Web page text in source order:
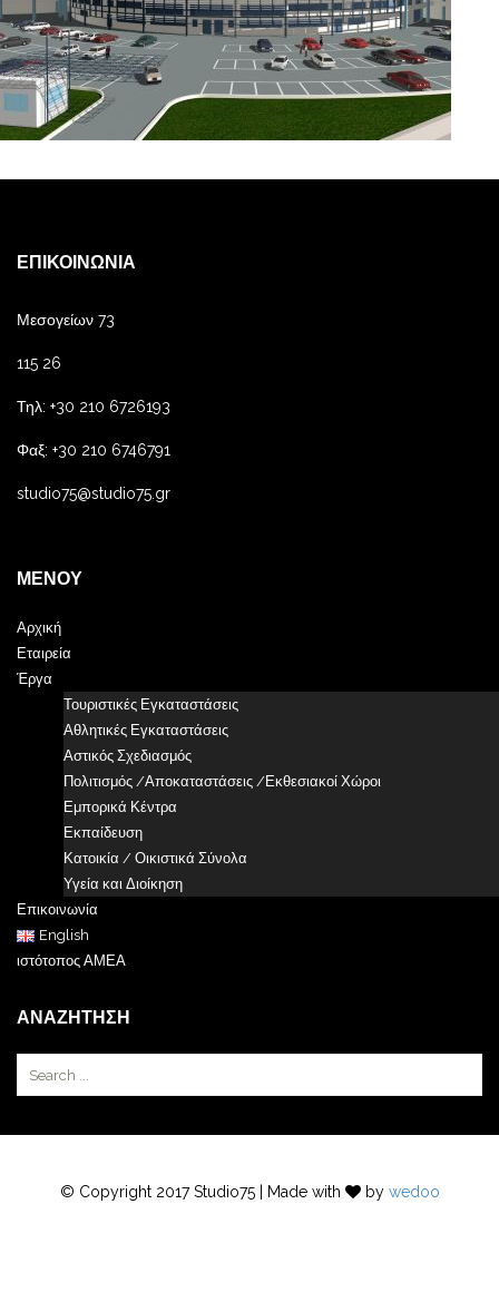
ΕΠΙΚΟΙΝΩΝΊΑ
Μεσογείων 73
115 26
Τηλ: +30 210 6726193
Φαξ: +30 210 6746791
studio75@studio75.gr
ΜΕΝΟΎ
Αρχική
Εταιρεία
Έργα
Τουριστικές Εγκαταστάσεις
Αθλητικές Εγκαταστάσεις
Αστικός Σχεδιασμός
Πολιτισμός /Αποκαταστάσεις /Εκθεσιακοί Χώροι
Εμπορικά Κέντρα
Εκπαίδευση
Κατοικία / Οικιστικά Σύνολα
Υγεία και Διοίκηση
Επικοινωνία
English
ιστότοπος ΑΜΕΑ
ΑΝΑΖΉΤΗΣΗ
© Copyright 2017 Studio75 | Made with by wedoo